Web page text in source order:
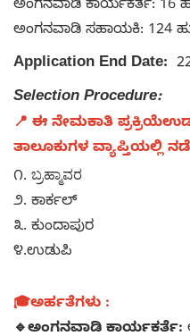
ಅಂಗನವಾಡಿ ಕಾರ್ಯಕರ್ತೆ: 16
ಅಂಗನವಾಡಿ ಸಹಾಯಕಿ: 124
Application End Date:
Selection Procedure:
📍 ಈ ನೇಮಕಾತಿ ಪ್ರಕ್ರಿಯೆ
ತಾಲೂಕುಗಳ ವ್ಯಾಪ್ತಿಯಲ್ಲಿ
೧. ಬ್ರಹ್ಮಾವರ
೨. ಕಾರ್ಕಲ್
೩. ಕುಂದಾಪುರ
೪.ಉಡುಪಿ
🎓ಅರ್ಹತೆಗಳು :
🔹ಅಂಗನವಾಡಿ ಕಾರ್ಯಕರ್ತೆ: